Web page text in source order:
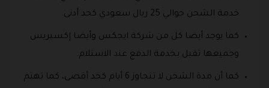
خدمة الشحن حوالي 25 ريال سعودي كحد أدنى.
كما يوجد أيضا كل من شركة ايجكس وأيضا إكسبريس
وجميعها تقبل بخدمة الدفع عند الاستلام.
كما أن مدة الشحن لا تتجاوز 6 أيام كحد أقصى، كما تهتم